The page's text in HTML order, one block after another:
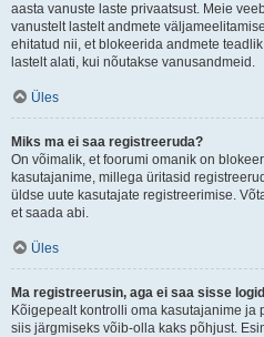
aasta vanuste laste privaatsust. Meie
vanustelt lastelt andmete
ehitatud nii, et blokeerida andmete
lastelt alati, kui nõutakse vanusandmeid.
Üles
Miks ma ei saa registreeruda?
On võimalik, et foorumi omanik on
kasutajanime, millega üritasid
üldse uute kasutajate registreerimise.
et saada abi.
Üles
Ma registreerusin, aga ei saa sisse
Kõigepealt kontrolli oma kasutajanime
siis järgmiseks võib-olla kaks põhjust.